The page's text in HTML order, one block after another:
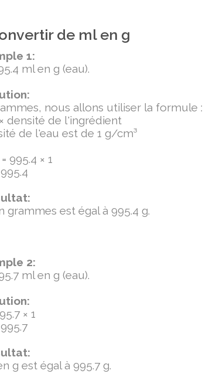
de ml en g
1:
ml en g (eau).
nous allons utiliser la formule :
densité de l'ingrédient
de l'eau est de 1 g/cm³
995.4 × 1
est égal à 995.4 g.
2:
ml en g (eau).
× 1
g est égal à 995.7 g.